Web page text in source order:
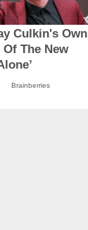
Culkin's Own
The New
Brainberries